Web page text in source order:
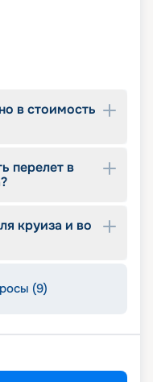
вопросы.
в стоимость
перелет в
круиза и во
(9)